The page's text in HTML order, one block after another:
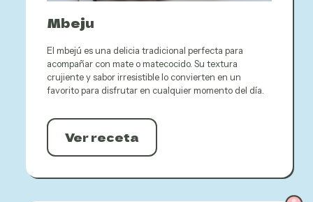
Mbeju
El mbejú es una delicia tradicional perfecta para
acompañar con mate o matecocido. Su textura
crujiente y sabor irresistible lo convierten en un
favorito para disfrutar en cualquier momento del día.
Ver receta